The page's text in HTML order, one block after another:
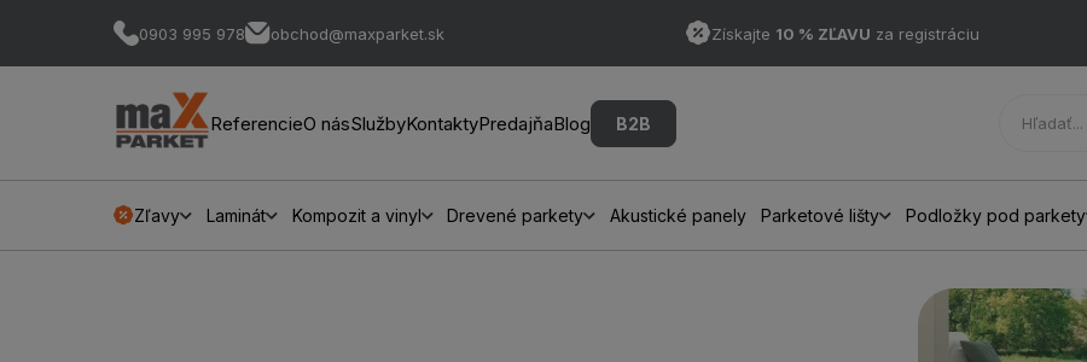
0903 995 978 obchod@maxparket.sk Získajte 10 % ZĽAVU za registráciu
ReferencieO násSlužbyKontaktyPredajňaBlog B2B
Zľavy Laminát Kompozit a vinyl Drevené parkety Akustické panely Parketové lišty Podložky pod parkety